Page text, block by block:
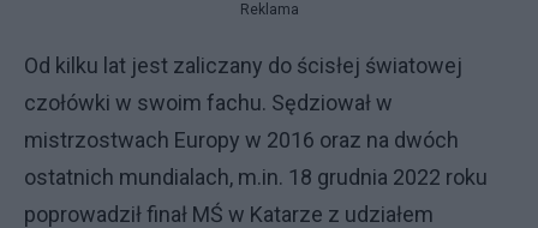
Reklama
Od kilku lat jest zaliczany do ścisłej światowej
czołówki w swoim fachu. Sędziował w
mistrzostwach Europy w 2016 oraz na dwóch
ostatnich mundialach, m.in. 18 grudnia 2022 roku
poprowadził finał MŚ w Katarze z udziałem